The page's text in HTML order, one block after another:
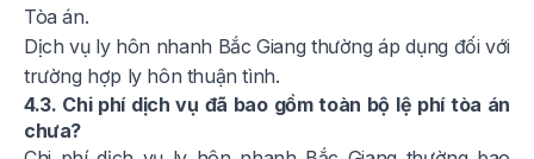
Tòa án.
Dịch vụ ly hôn nhanh Bắc Giang thường áp dụng đối với
trường hợp ly hôn thuận tình.
4.3. Chi phí dịch vụ đã bao gồm toàn bộ lệ phí tòa án
chưa?